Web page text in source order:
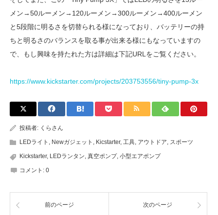
メン→50ルーメン→120ルーメン→300ルーメン→400ルーメン
と5段階に明るさを切替られる様になっており、バッテリーの持
ちと明るさのバランスを取る事が出来る様にもなっていますの
で、もし興味を持たれた方は詳細は下記URLをご覧ください。
https://www.kickstarter.com/projects/203753556/tiny-pump-3x
投稿者: くらさん
LEDライト , Newガジェット , Kicstarter, 工具, アウトドア, スポーツ
Kickstarter, LEDランタン, 真空ポンプ, 小型エアポンプ
コメント: 0
前のページ 次のページ